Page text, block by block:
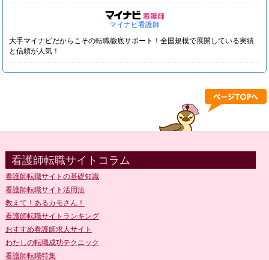
マイナビ看護師
大手マイナビだからこその転職徹底サポート！全国規模で展開している実績
と信頼が人気！
看護師転職サイトコラム
看護師転職サイトの基礎知識
看護師転職サイト活用法
教えて！あるカモさん！
看護師転職サイトランキング
おすすめ看護師求人サイト
わたしの転職成功テクニック
看護師転職特集